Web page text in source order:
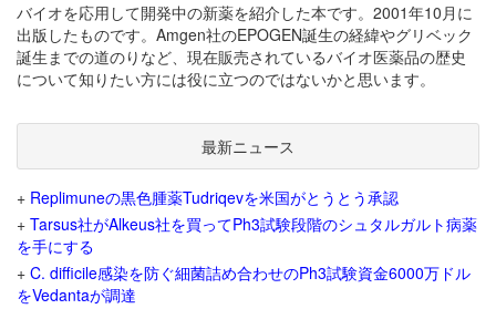
バイオを応用して開発中の新薬を紹介した本です。2001年10月に
出版したものです。Amgen社のEPOGEN誕生の経緯やグリベック
誕生までの道のりなど、現在販売されているバイオ医薬品の歴史
について知りたい方には役に立つのではないかと思います。
最新ニュース
+ Replimuneの黒色腫薬Tudriqevを米国がとうとう承認
+ Tarsus社がAlkeus社を買ってPh3試験段階のシュタルガルト病薬
を手にする
+ C. difficile感染を防ぐ細菌詰め合わせのPh3試験資金6000万ドル
をVedantaが調達